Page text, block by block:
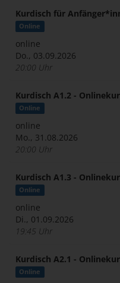
Kurdisch für
Online
online
Do., 03.09.2026
20:00 Uhr
Kurdisch A1.2 -
Online
online
Mo., 31.08.2026
20:00 Uhr
Kurdisch A1.3 -
Online
online
Di., 01.09.2026
19:45 Uhr
Kurdisch A2.1 -
Online